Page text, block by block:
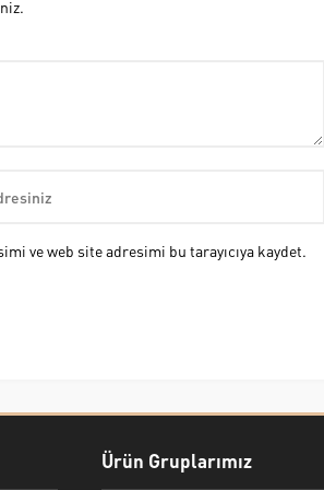
ve web site adresimi bu tarayıcıya kaydet.
Ürün Gruplarımız